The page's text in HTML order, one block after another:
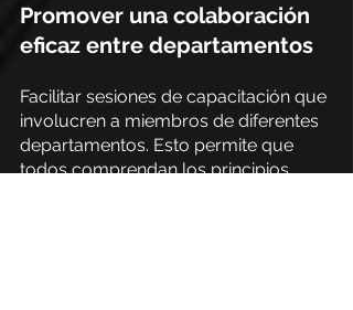
Promover una colaboración
eficaz entre departamentos
Facilitar sesiones de capacitación que
involucren a miembros de diferentes
departamentos. Esto permite que
todos comprendan los principios